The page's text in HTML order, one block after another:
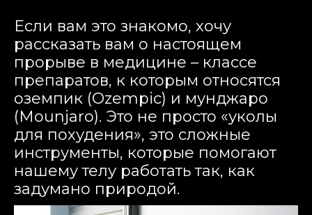
Если вам это знакомо, хочу
рассказать вам о настоящем
прорыве в медицине – классе
препаратов, к которым относятся
оземпик (Ozempic) и мунджаро
(Mounjaro). Это не просто «уколы
для похудения», это сложные
инструменты, которые помогают
нашему телу работать так, как
задумано природой.